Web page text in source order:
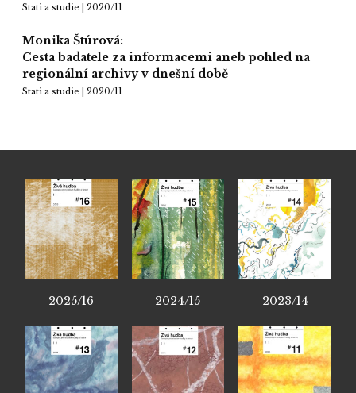
Stati a studie | 2020/11
Monika Štúrová:
Cesta badatele za informacemi aneb pohled na
regionální archivy v dnešní době
Stati a studie | 2020/11
2025/16 2024/15 2023/14